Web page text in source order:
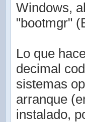
Windows,
"bootmgr"
Lo que
decimal
sistemas
arranque
instalado,